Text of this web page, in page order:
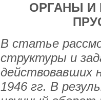
ОРГАНЫ И
В статье
структуры и
действовавших
1946 гг. В